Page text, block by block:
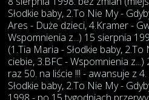
Słodkie baby, 2.To Nie My -
Ares - Duże dzieci, 4.Kramer -
Wspomnienia z...) 15 sierpnia
(1.Tia Maria - Słodkie baby, 2.To
ciebie, 3.BFC - Wspomnienia
raz 50. na liście !!! - awansuje z
Słodkie baby, 2.To Nie My -